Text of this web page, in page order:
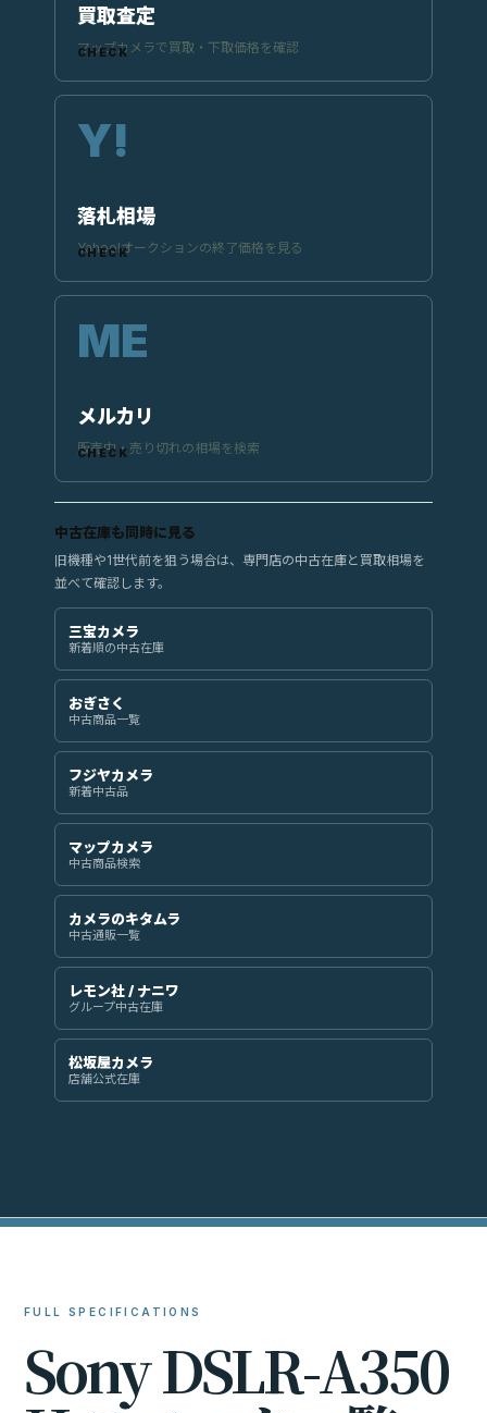
買取査定
マップカメラで買取・下取価格を確認
落札相場
Yahoo!オークションの終了価格を見る
メルカリ
販売中・売り切れの相場を検索
中古在庫も同時に見る
旧機種や1世代前を狙う場合は、専門店の中古在庫と買取相場を
並べて確認します。
三宝カメラ
新着順の中古在庫
おぎさく
中古商品一覧
フジヤカメラ
新着中古品
マップカメラ
中古商品検索
カメラのキタムラ
中古通販一覧
レモン社 / ナニワ
グループ中古在庫
松坂屋カメラ
店舗公式在庫
FULL SPECIFICATIONS
SonyDSLR-A350